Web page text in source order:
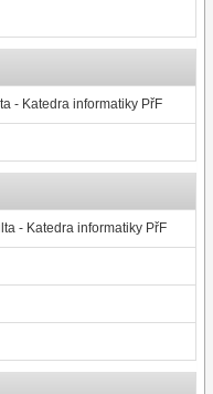
- Katedra informatiky PřF
- Katedra informatiky PřF